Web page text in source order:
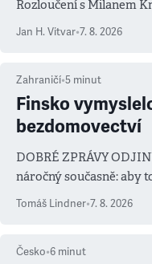
Rozloučení s Milanem
salvy i kritika pokrokářů
Jan H. Vitvar•7. 8. 2026
Zahraničí•5 minut
Finsko
bezdomovectví
DOBRÉ ZPRÁVY
náročný současně: aby
prioritu
Tomáš Lindner•7. 8. 2026
Česko•6 minut